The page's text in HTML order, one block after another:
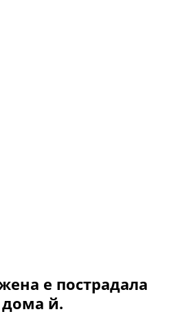
е пострадала
й.